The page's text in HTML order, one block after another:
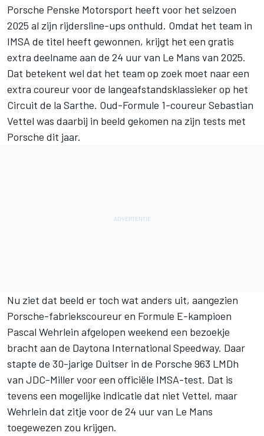
Porsche Penske Motorsport heeft voor het seizoen
2025 al zijn rijdersline-ups onthuld. Omdat het team in
IMSA de titel heeft gewonnen, krijgt het een gratis
extra deelname aan de 24 uur van Le Mans van 2025.
Dat betekent wel dat het team op zoek moet naar een
extra coureur voor de langeafstandsklassieker op het
Circuit de la Sarthe. Oud-Formule 1-coureur Sebastian
Vettel was daarbij in beeld gekomen na zijn tests met
Porsche dit jaar.
Nu ziet dat beeld er toch wat anders uit, aangezien
Porsche-fabriekscoureur en Formule E-kampioen
Pascal Wehrlein afgelopen weekend een bezoekje
bracht aan de Daytona International Speedway. Daar
stapte de 30-jarige Duitser in de Porsche 963 LMDh
van JDC-Miller voor een officiële IMSA-test. Dat is
tevens een mogelijke indicatie dat niet Vettel, maar
Wehrlein dat zitje voor de 24 uur van Le Mans
toegewezen zou krijgen.